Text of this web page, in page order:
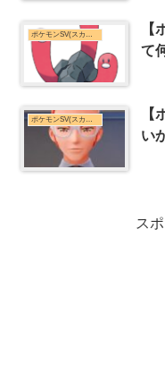
ポケモンSV(スカーレット・バイオレット)まとめ
【
て
ポケモンSV(スカーレット・バイオレット)まとめ
【
い
ス